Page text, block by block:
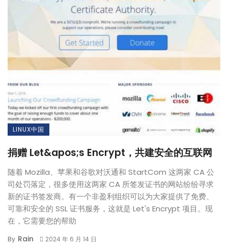
LINUX中国
捐赠 Let&apos;s Encrypt，共建安全的互联网
随着 Mozilla、苹果和谷歌对沃通和 StartCom 这两家 CA 公
司处罚落定，很多使用这两家 CA 所签发证书的网站纷纷寻求
新的证书签发商。有一个非盈利组织可以为大家提供了免费、
可靠和安全的 SSL 证书服务，这就是 Let's Encrypt 项目。现
在，它需要您的帮助
By Rain 2024 年 6 月 14 日